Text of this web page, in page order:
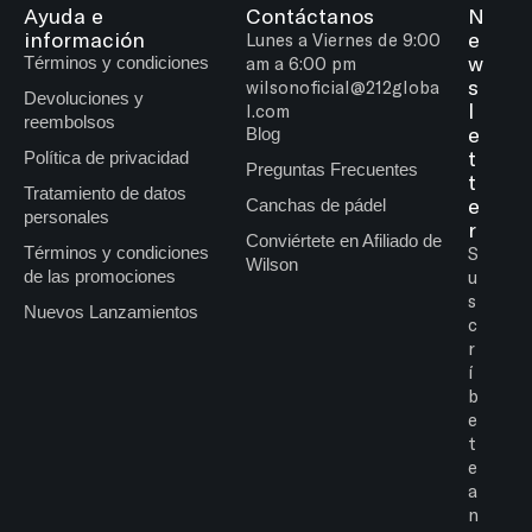
Ayuda e
información
Términos y condiciones
Devoluciones y
reembolsos
Política de privacidad
Tratamiento de datos
personales
Términos y condiciones
de las promociones
Nuevos Lanzamientos
Contáctanos
Lunes a Viernes de 9:00
am a 6:00 pm
wilsonoficial@212globa
l.com
Blog
Preguntas Frecuentes
Canchas de pádel
Conviértete en Afiliado de
Wilson
N
e
w
s
l
e
t
t
e
r
S
u
s
c
r
í
b
e
t
e
a
n